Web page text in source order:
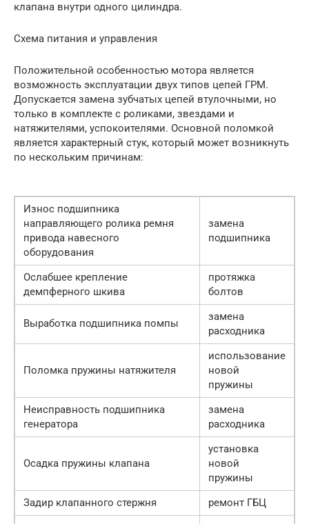
клапана внутри одного цилиндра.
Схема питания и управления
Положительной особенностью мотора является
возможность эксплуатации двух типов цепей ГРМ.
Допускается замена зубчатых цепей втулочными, но
только в комплекте с роликами, звездами и
натяжителями, успокоителями. Основной поломкой
является характерный стук, который может возникнуть
по нескольким причинам:
Износ подшипника
направляющего ролика ремня
привода навесного
оборудования
замена
подшипника
Ослабшее крепление
демпферного шкива
протяжка
болтов
Выработка подшипника помпы
замена
расходника
Поломка пружины натяжителя
использование
новой
пружины
Неисправность подшипника
генератора
замена
расходника
Осадка пружины клапана
установка
новой
пружины
Задир клапанного стержня
ремонт ГБЦ